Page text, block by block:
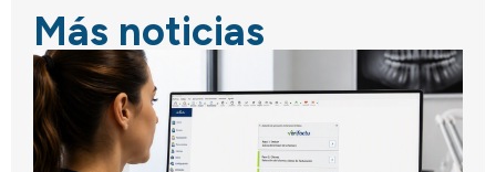
Más noticias